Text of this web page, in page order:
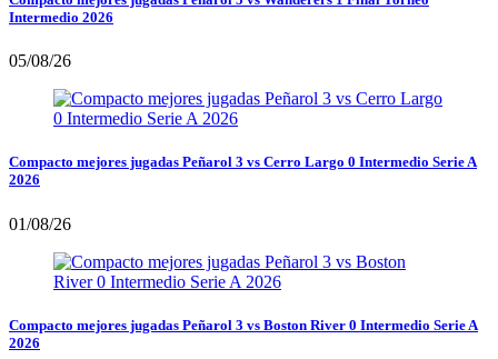
Intermedio 2026
05/08/26
Compacto mejores jugadas Peñarol 3 vs Cerro Largo 0 Intermedio Serie A
2026
01/08/26
Compacto mejores jugadas Peñarol 3 vs Boston River 0 Intermedio Serie A
2026